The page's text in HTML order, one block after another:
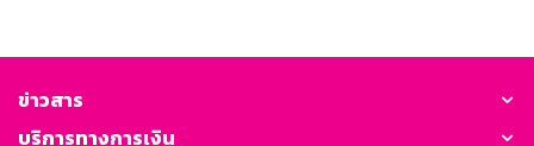
ข่าวสาร
บริการทางการเงิน